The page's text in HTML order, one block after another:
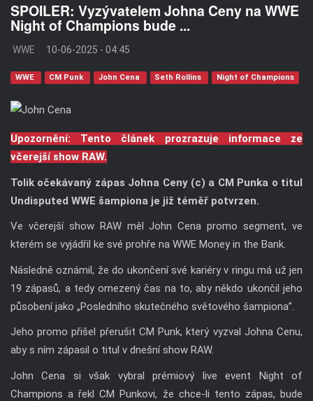
SPOILER: Vyzývatelem Johna Ceny na WWE
Night of Champions bude ...
WWE 10-06-2025 - 04:45
WWE CM Punk John Cena Seth Rollins Night of Champions
Upozornění: Tento článek prozrazuje informace ze
včerejší show RAW.
Tolik očekávaný zápas Johna Ceny (c) a CM Punka o titul
Undisputed WWE šampiona je již téměř potvrzen.
Ve včerejší show RAW měl John Cena promo segment, ve
kterém se vyjádřil ke své prohře na WWE Money in the Bank.
Následně oznámil, že do ukončení své kariéry v ringu má už jen
19 zápasů, a tedy omezený čas na to, aby někdo ukončil jeho
působení jako „Posledního skutečného světového šampiona”.
Jeho promo přišel přerušit CM Punk, který vyzval Johna Cenu,
aby s ním zápasil o titul v dnešní show RAW.
John Cena si však vybral prémiový live event Night of
Champions a řekl CM Punkovi, že chce-li tento zápas, bude